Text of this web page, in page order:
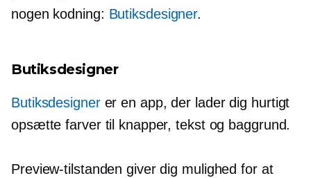
nogen kodning: Butiksdesigner.
Butiksdesigner
Butiksdesignerer en app, der lader dig hurtigt
opsætte farver til knapper, tekst og baggrund.
Preview-tilstanden giver dig mulighed for at